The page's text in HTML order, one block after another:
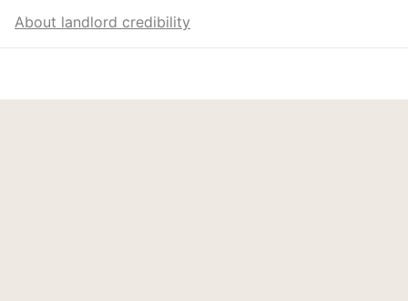
About landlord credibility